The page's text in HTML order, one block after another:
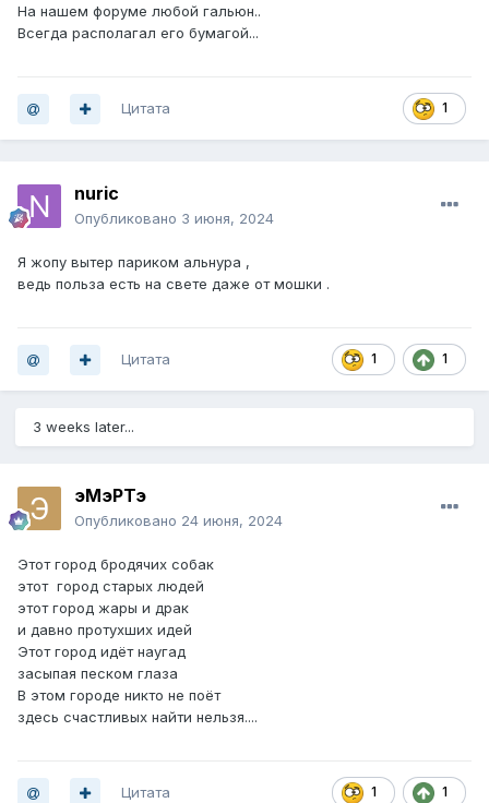
На нашем форуме любой гальюн..
Всегда располагал его бумагой...
1
Цитата
nuric
Опубликовано 3 июня, 2024
Я жопу вытер париком альнура ,
ведь польза есть на свете даже от мошки .
1 1
Цитата
3 weeks later...
эМэРТэ
Опубликовано 24 июня, 2024
Этот город бродячих собак
этот город старых людей
этот город жары и драк
и давно протухших идей
Этот город идёт наугад
засыпая песком глаза
В этом городе никто не поёт
здесь счастливых найти нельзя....
1 1
Цитата